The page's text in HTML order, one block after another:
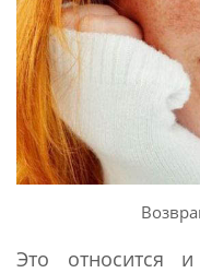
Это относится